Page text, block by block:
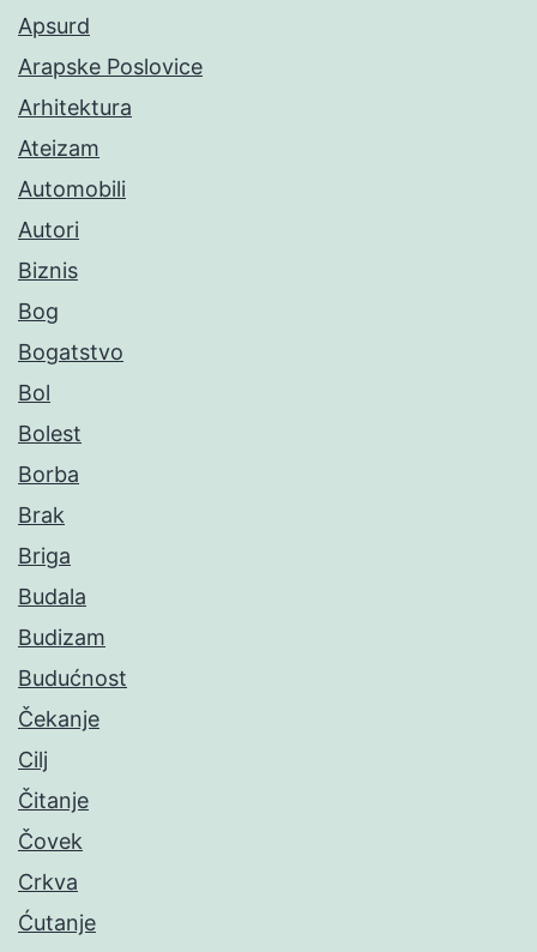
Apsurd
Arapske Poslovice
Arhitektura
Ateizam
Automobili
Autori
Biznis
Bog
Bogatstvo
Bol
Bolest
Borba
Brak
Briga
Budala
Budizam
Budućnost
Čekanje
Cilj
Čitanje
Čovek
Crkva
Ćutanje